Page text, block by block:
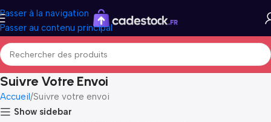
Passer à la navigation
Passer au contenu principal
Suivre Votre Envoi
Accueil Suivre votre envoi
Show sidebar